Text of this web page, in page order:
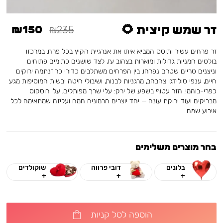
זר שמש קיצית 🌻 ₪235
₪150
זר פרחים עשיר ותוסס המביא איתו את אנרגיית הקיץ בכל פרח. במרכזו
בולטים חמניות גדולות ומוארות בצהוב עז, לצד שושנים כתומים פתוחים
וניצנים טריים שטרם נפרחו. בין הפרחים משתלבים כדורי כריזנתמה ירוקים
חיים, ענפי סולידגו צהבהב, מרגניות לבנות, ושיבולי חיטה יבשות המוסיפות מגע
כפרי-בוהמי. הזר עטוף בשפע של ירק: עלי שרך מפותלים, עלי רוסקוס
מבריקים ועוד ירוקת עונה — יחד יוצרים הרמוניה חמה ועליזה שמתאימה לכל
אירוע שמח.
בחר מוצרים משלימים
בלונים
+
דובי פרווה
+
שוקולדים
+
הוספה לסל קניות